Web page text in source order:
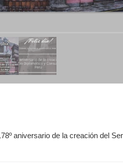
aniversario de la creación del